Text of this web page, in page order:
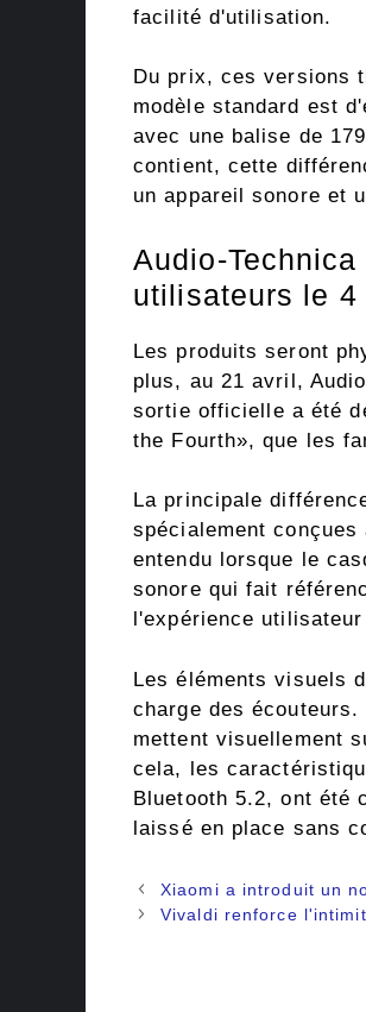
facilité d'utilisation.
Du prix, ces versions
modèle standard est
avec une balise de
contient, cette
un appareil sonore et
Audio-
utilisateurs le 4
Les produits seront
plus, au 21 avril,
sortie officielle a été
the Fourth», que les
La principale
spécialement conçues
entendu lorsque le
sonore qui fait
l'expérience
Les éléments visuels
charge des
mettent visuellement
cela, les
Bluetooth 5.2, ont été
laissé en place sans
Navigation
des
Xiaomi a introduit un
Vivaldi renforce